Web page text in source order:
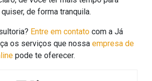
de forma tranquila.
Entre em contato com a Já
os serviços que nossa empresa de
pode te oferecer.